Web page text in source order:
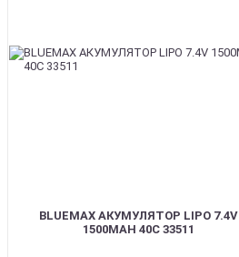
BLUEMAX АКУМУЛЯТОР LIPO 7.4V
1500MAH 40C 33511